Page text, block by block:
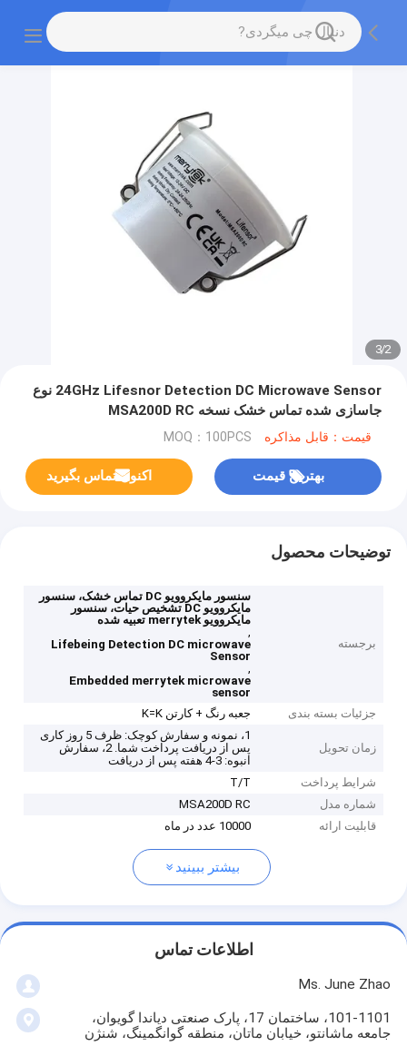
2
/
3
24GHz Lifesnor Detection DC Microwave Sensor نوع
جاسازی شده تماس خشک نسخه MSA200D RC
قیمت：قابل مذاکره MOQ：100PCS
بهترین قیمت اکنون تماس بگیرید
توضیحات محصول
برجسته
سنسور مایکروویو DC تماس خشک، سنسور
مایکروویو DC تشخیص حیات، سنسور
مایکروویو merrytek تعبیه شده
,
Lifebeing Detection DC microwave
Sensor
,
Embedded merrytek microwave
sensor
جزئیات بسته بندی
جعبه رنگ + کارتن K=K
زمان تحویل
1، نمونه و سفارش کوچک: ظرف 5 روز کاری
پس از دریافت پرداخت شما. 2، سفارش
انبوه: 3-4 هفته پس از دریافت
شرایط پرداخت
T/T
شماره مدل
MSA200D RC
قابلیت ارائه
10000 عدد در ماه
بیشتر ببینید
اطلاعات تماس
Ms. June Zhao
101-1101، ساختمان 17، پارک صنعتی دیاندا گویوان،
جامعه ماشانتو، خیابان ماتان، منطقه گوانگمینگ، شنژن